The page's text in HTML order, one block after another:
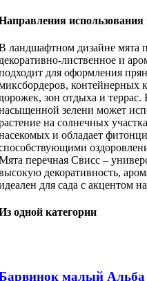
ландшафтном дизайне мята
лиственное и
для оформления
контейнерных
зон отдыха и террас.
зелени может
на солнечных
и обладает
перечная Свисс –
декоративность,
для сада с акцентом
одной категории
малый Альба